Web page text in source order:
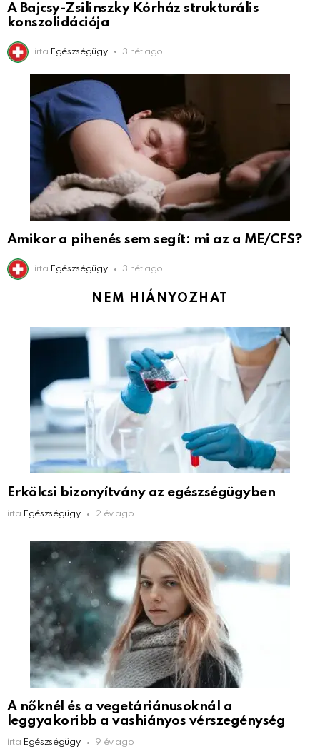
A Bajcsy-Zsilinszky Kórház strukturális
konszolidációja
írta Egészségügy 3 hét ago
Amikor a pihenés sem segít: mi az a ME/CFS?
írta Egészségügy 3 hét ago
NEM HIÁNYOZHAT
Erkölcsi bizonyítvány az egészségügyben
írta Egészségügy 2 év ago
A nőknél és a vegetáriánusoknál a
leggyakoribb a vashiányos vérszegénység
írta Egészségügy 9 év ago